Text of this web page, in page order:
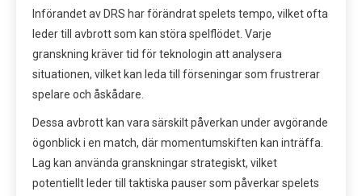
Införandet av DRS har förändrat spelets tempo, vilket ofta
leder till avbrott som kan störa spelflödet. Varje
granskning kräver tid för teknologin att analysera
situationen, vilket kan leda till förseningar som frustrerar
spelare och åskådare.
Dessa avbrott kan vara särskilt påverkan under avgörande
ögonblick i en match, där momentumskiften kan inträffa.
Lag kan använda granskningar strategiskt, vilket
potentiellt leder till taktiska pauser som påverkar spelets